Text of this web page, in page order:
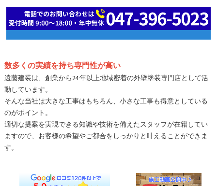
数多くの実績を持ち専門性が高い
遠藤建装は、創業から24年以上地域密着の外壁塗装専門店として活
動しています。
そんな当社は大きな工事はもちろん、小さな工事も得意としている
のがポイント。
適切な提案を実現できる知識や技術を備えたスタッフが在籍してい
ますので、お客様の希望やご都合をしっかりと叶えることができま
す。